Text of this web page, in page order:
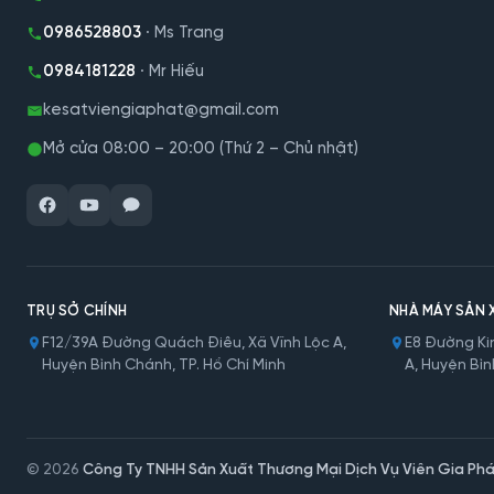
0986528803 · Ms Trang
0984181228 · Mr Hiếu
kesatviengiaphat@gmail.com
Mở cửa 08:00 – 20:00 (Thứ 2 – Chủ nhật)
TRỤ SỞ CHÍNH
F12/39A Đường Quách Điêu, Xã Vĩnh Lộc A,
Huyện Bình Chánh, TP. Hồ Chí Minh
NHÀ MÁY SẢN
E8 Đường
A, Huyện
© 2026 Công Ty TNHH Sản Xuất Thương Mại Dịch Vụ Viên Gia